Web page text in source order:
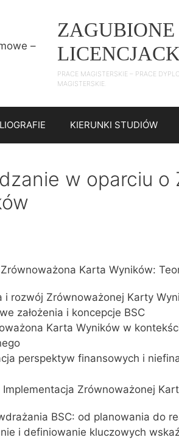
ZAGUBIONE
PRACE MAGISTERSKIE – PRACE
MAGISTERSKIE.
KIERUNKI STUDIÓW
w oparciu o
Zrównoważona Karta Wyników:
i rozwój Zrównoważonej Karty
założenia i koncepcje BSC
Karta Wyników w
perspektyw finansowych i
Implementacja Zrównoważonej
BSC: od planowania do
i definiowanie kluczowych